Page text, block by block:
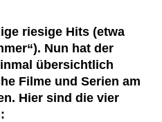
riesige Hits (etwa
Nun hat der
übersichtlich
Filme und Serien am
Hier sind die vier